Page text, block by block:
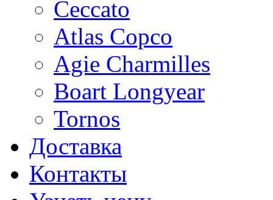
Ceccato
Atlas Copco
Agie Charmilles
Boart Longyear
Tornos
Доставка
Контакты